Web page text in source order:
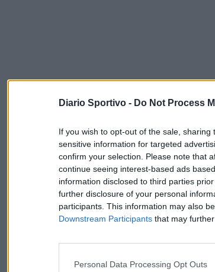
Diario Sportivo - Do Not Process
If you wish to opt-out of the sale,
sensitive information for targeted
confirm your selection. Please note that
continue seeing interest-based ads
information disclosed to third parties
further disclosure of your personal
participants. This information may also
Downstream Participants that may
Personal Data Processing Opt Outs